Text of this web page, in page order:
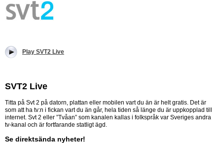
Play SVT2 Live
SVT2 Live
Titta på Svt 2 på datorn, plattan eller mobilen vart du än är helt gratis. Det är
som att ha tv:n i fickan vart du än går, hela tiden så länge du är uppkopplad till
internet. Svt 2 eller ”Tvåan” som kanalen kallas i folkspråk var Sveriges andra
tv-kanal och är fortfarande statligt ägd.
Se direktsända nyheter!